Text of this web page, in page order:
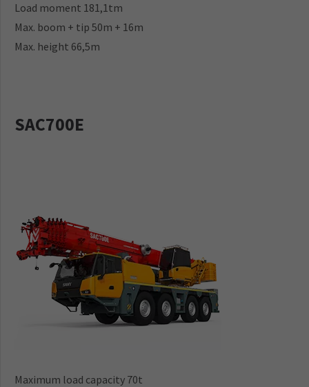
Load moment 181,1tm
Max. boom + tip 50m + 16m
Max. height 66,5m
SAC700E
Maximum load capacity 70t